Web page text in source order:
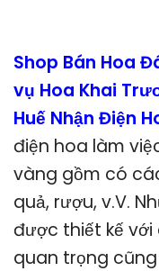
Shop Bán Hoa
vụ Hoa Khai
Huế Nhận Điện
điện hoa làm
vàng gồm có
quả, rượu, v.V.
được thiết kế
quan trọng